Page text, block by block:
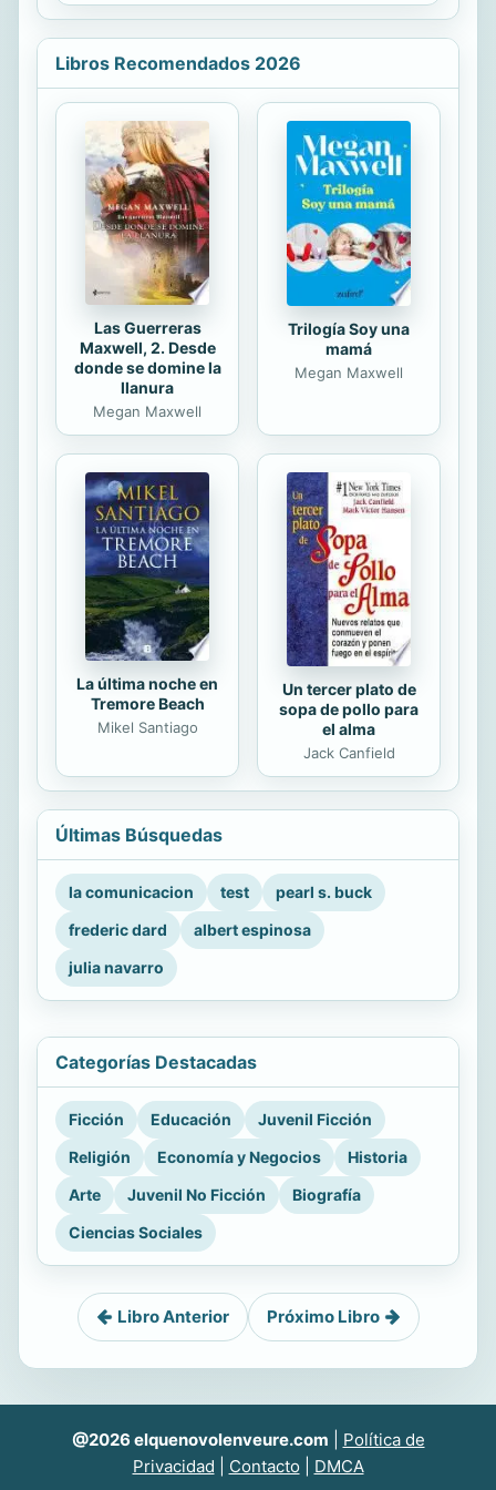
ser una buena madre. Laurel jamás
diferentes; que acompañen los
en la métrica destreza (no sin divino
misterio) encareced la belleza de la
gran Naturaleza, heredera del
imperio. (fragmento)
Libros Recomendados 2026
Las Guerreras
Maxwell, 2. Desde
donde se domine la
llanura
Megan Maxwell
Trilogía Soy una
mamá
Megan Maxwell
La última noche en
Tremore Beach
Mikel Santiago
Un tercer plato de
sopa de pollo para
el alma
Jack Canfield
Últimas Búsquedas
la comunicacion test
pearl s. buck
frederic dard
albert espinosa
julia navarro
Categorías Destacadas
Ficción Educación
Juvenil Ficción
Religión
Economía y Negocios
Historia
Arte
Juvenil No Ficción
Biografía
Ciencias Sociales
Libro Anterior Próximo Libro
@2026 elquenovolenveure.com
Política de
Privacidad
Contacto DMCA